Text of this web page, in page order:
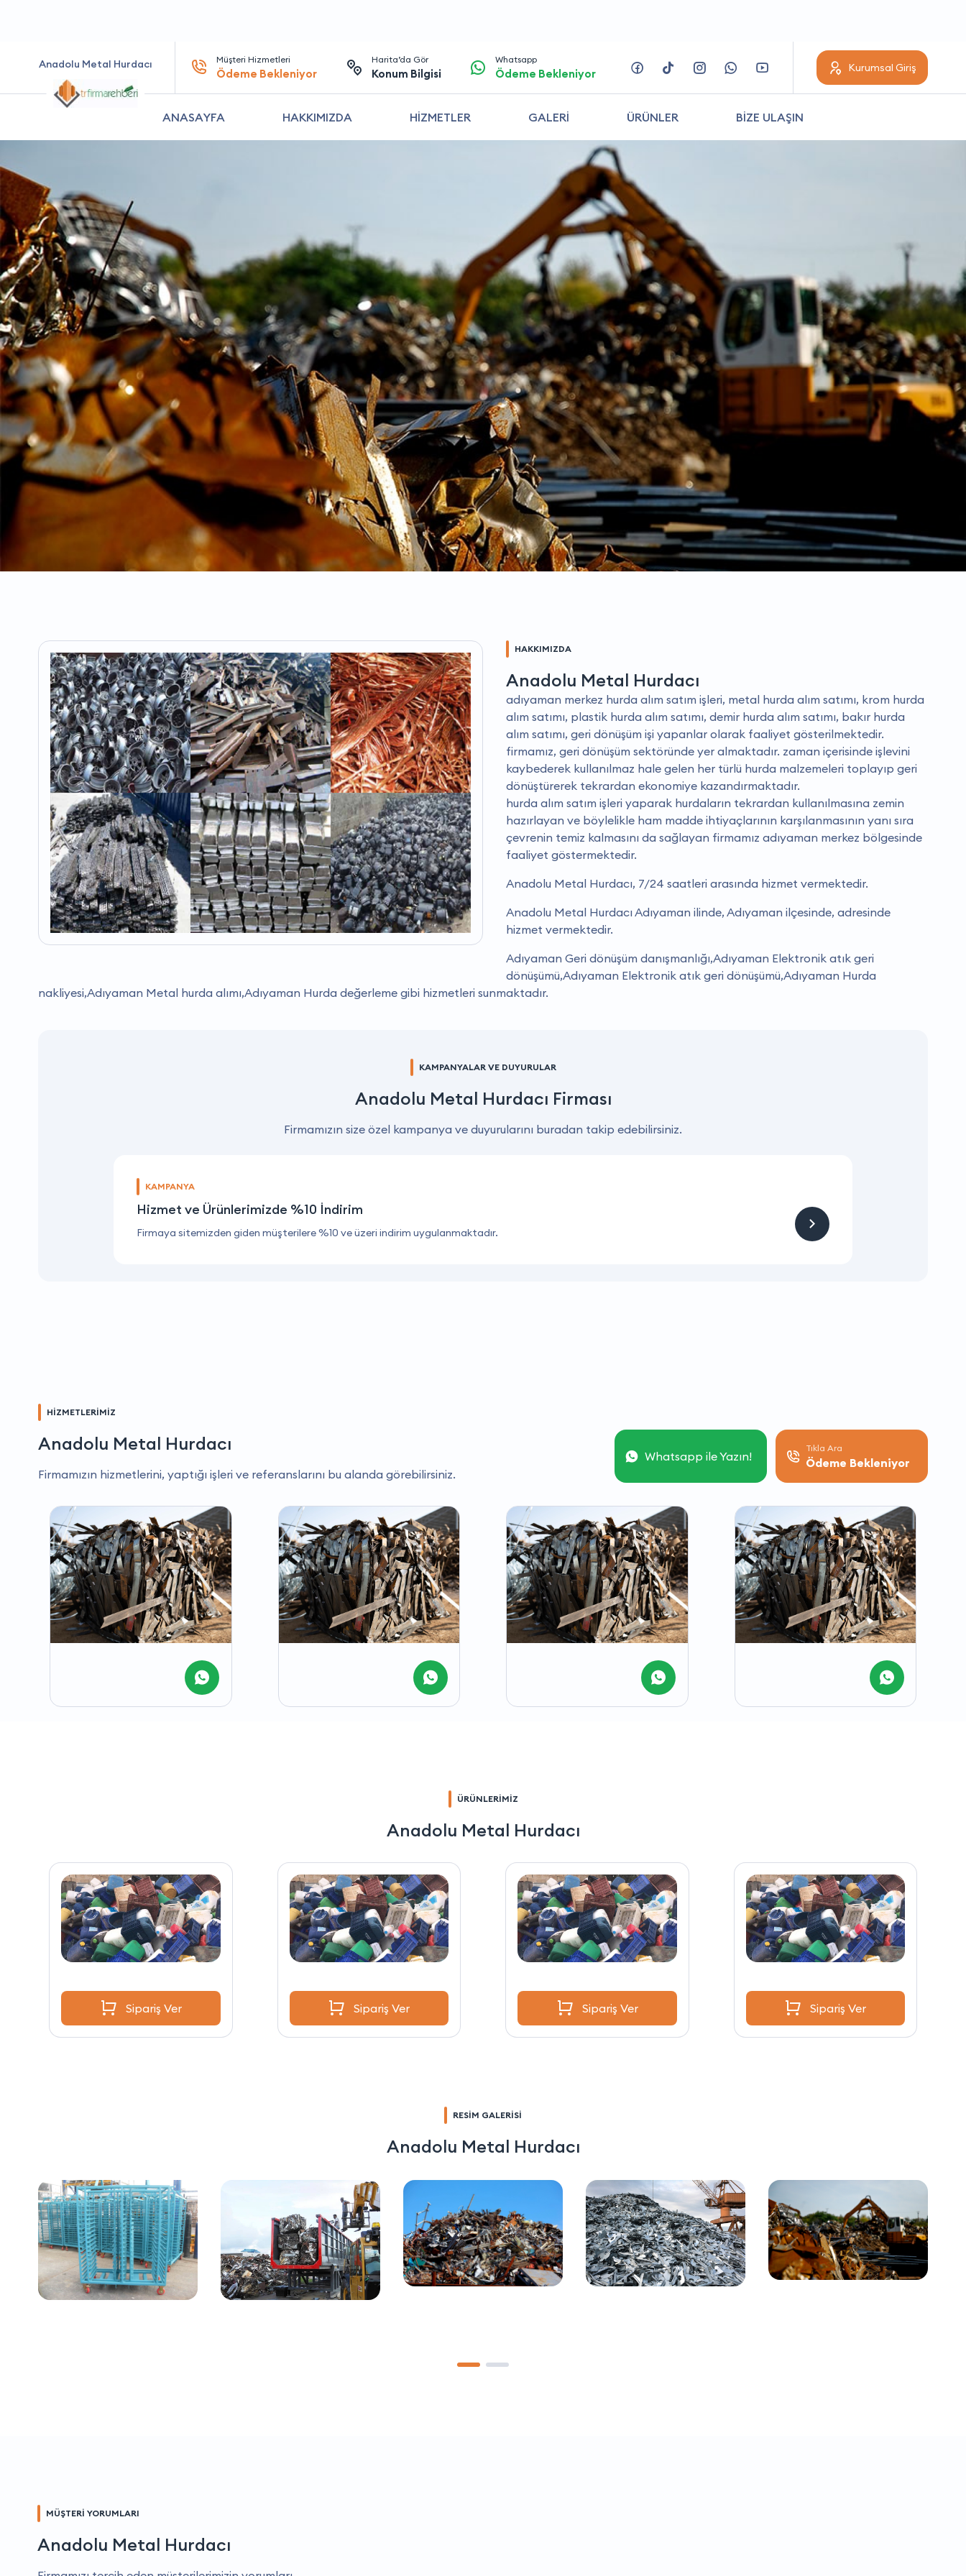
Anadolu Metal Hurdacı Müşteri Hizmetleri
Ödeme Bekleniyor
Harita’da Gör
Konum Bilgisi
Whatsapp
Ödeme Bekleniyor Kurumsal Giriş
ANASAYFA HAKKIMIZDA HİZMETLER GALERİ ÜRÜNLER BİZE ULAŞIN
HAKKIMIZDA
Anadolu Metal Hurdacı
adıyaman merkez hurda alım satım işleri, metal hurda alım satımı, krom hurda
alım satımı, plastik hurda alım satımı, demir hurda alım satımı, bakır hurda
alım satımı, geri dönüşüm işi yapanlar olarak faaliyet gösterilmektedir.
firmamız, geri dönüşüm sektöründe yer almaktadır. zaman içerisinde işlevini
kaybederek kullanılmaz hale gelen her türlü hurda malzemeleri toplayıp geri
dönüştürerek tekrardan ekonomiye kazandırmaktadır.
hurda alım satım işleri yaparak hurdaların tekrardan kullanılmasına zemin
hazırlayan ve böylelikle ham madde ihtiyaçlarının karşılanmasının yanı sıra
çevrenin temiz kalmasını da sağlayan firmamız adıyaman merkez bölgesinde
faaliyet göstermektedir.
Anadolu Metal Hurdacı, 7/24 saatleri arasında hizmet vermektedir.
Anadolu Metal Hurdacı Adıyaman ilinde, Adıyaman ilçesinde, adresinde
hizmet vermektedir.
Adıyaman Geri dönüşüm danışmanlığı,Adıyaman Elektronik atık geri
dönüşümü,Adıyaman Elektronik atık geri dönüşümü,Adıyaman Hurda
nakliyesi,Adıyaman Metal hurda alımı,Adıyaman Hurda değerleme gibi hizmetleri sunmaktadır.
KAMPANYALAR VE DUYURULAR
Anadolu Metal Hurdacı Firması
Firmamızın size özel kampanya ve duyurularını buradan takip edebilirsiniz.
KAMPANYA
Hizmet ve Ürünlerimizde %10 İndirim
Firmaya sitemizden giden müşterilere %10 ve üzeri indirim uygulanmaktadır.
HİZMETLERİMİZ
Anadolu Metal Hurdacı
Firmamızın hizmetlerini, yaptığı işleri ve referanslarını bu alanda görebilirsiniz.
Whatsapp ile Yazın!
Tıkla Ara
Ödeme Bekleniyor
ÜRÜNLERİMİZ
Anadolu Metal Hurdacı
Sipariş Ver Sipariş Ver Sipariş Ver Sipariş Ver
RESİM GALERİSİ
Anadolu Metal Hurdacı
MÜŞTERİ YORUMLARI
Anadolu Metal Hurdacı